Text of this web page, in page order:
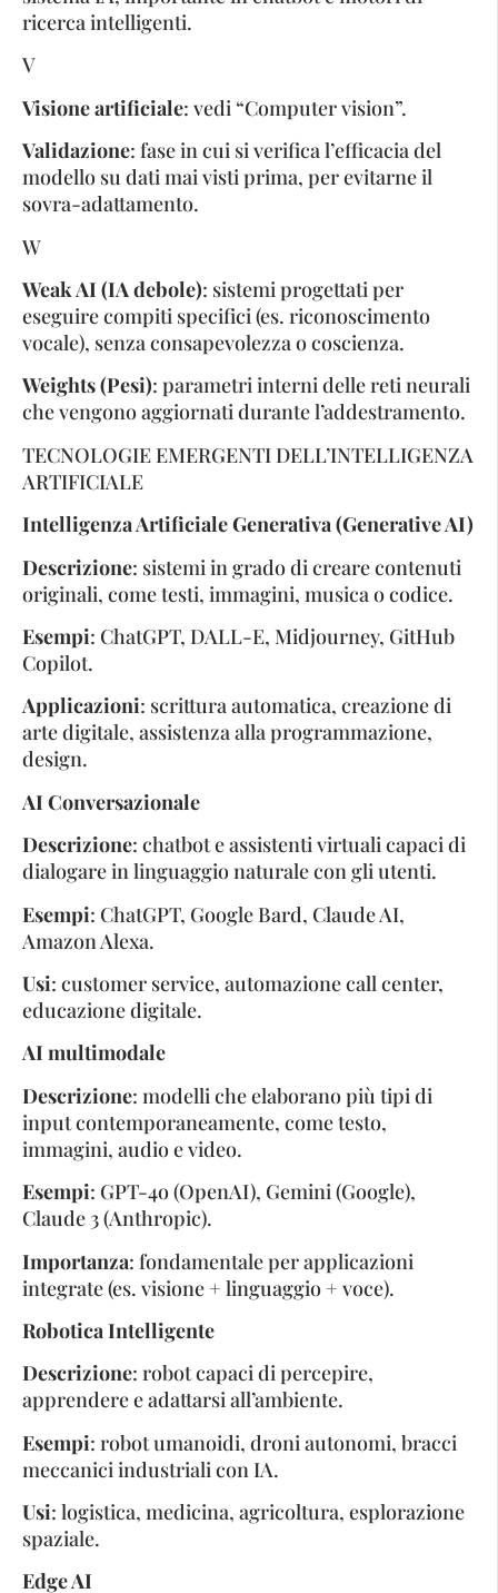
ricerca intelligenti.
V
Visione artificiale: vedi “Computer vision”.
Validazione: fase in cui si verifica l’efficacia del
modello su dati mai visti prima, per evitarne il
sovra-adattamento.
W
Weak AI (IA debole): sistemi progettati per
eseguire compiti specifici (es. riconoscimento
vocale), senza consapevolezza o coscienza.
Weights (Pesi): parametri interni delle reti neurali
che vengono aggiornati durante l’addestramento.
TECNOLOGIE EMERGENTI DELL’INTELLIGENZA
ARTIFICIALE
Intelligenza Artificiale Generativa (Generative AI)
Descrizione: sistemi in grado di creare contenuti
originali, come testi, immagini, musica o codice.
Esempi: ChatGPT, DALL-E, Midjourney, GitHub
Copilot.
Applicazioni: scrittura automatica, creazione di
arte digitale, assistenza alla programmazione,
design.
AI Conversazionale
Descrizione: chatbot e assistenti virtuali capaci di
dialogare in linguaggio naturale con gli utenti.
Esempi: ChatGPT, Google Bard, Claude AI,
Amazon Alexa.
Usi: customer service, automazione call center,
educazione digitale.
AI multimodale
Descrizione: modelli che elaborano più tipi di
input contemporaneamente, come testo,
immagini, audio e video.
Esempi: GPT-4o (OpenAI), Gemini (Google),
Claude 3 (Anthropic).
Importanza: fondamentale per applicazioni
integrate (es. visione + linguaggio + voce).
Robotica Intelligente
Descrizione: robot capaci di percepire,
apprendere e adattarsi all’ambiente.
Esempi: robot umanoidi, droni autonomi, bracci
meccanici industriali con IA.
Usi: logistica, medicina, agricoltura, esplorazione
spaziale.
Edge AI